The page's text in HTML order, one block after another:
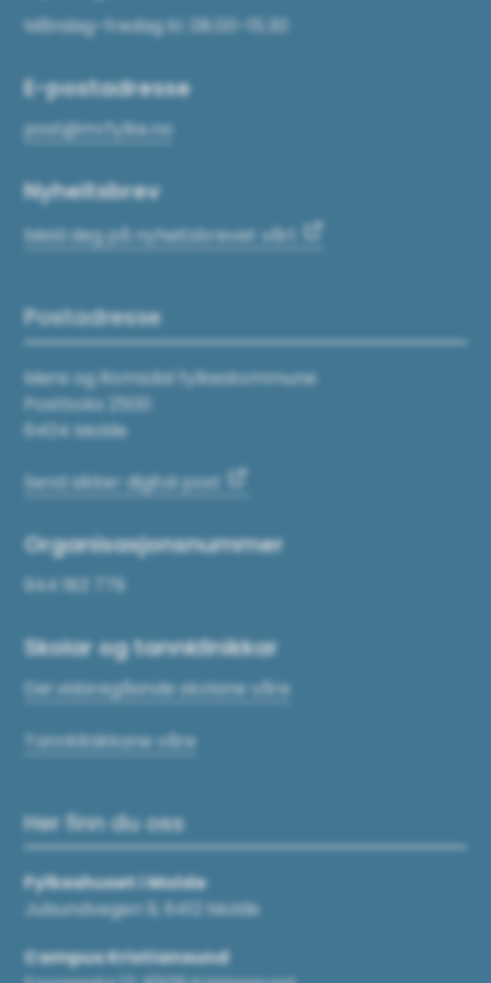
Måndag–fredag kl. 08.00–15.30
E-postadresse
post@mrfylke.no
Nyheitsbrev
Meld deg på nyheitsbrevet vårt
Postadresse
Møre og Romsdal fylkeskommune
Postboks 2500
6404 Molde
Send sikker digital post
Organisasjonsnummer
944 183 779
Skolar og tannklinikkar
Dei vidaregåande skolane våre
Tannklinikkane våre
Her finn du oss
Fylkeshuset i Molde
Julsundvegen 9, 6412 Molde
Campus Kristiansund